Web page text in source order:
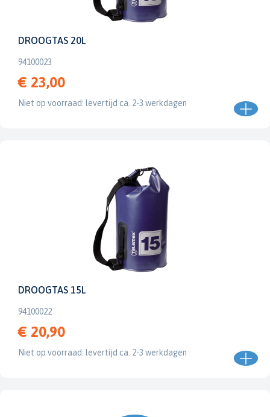
DROOGTAS 20L
94100023
€ 23,00
Niet op voorraad: levertijd ca. 2-3 werkdagen
DROOGTAS 15L
94100022
€ 20,90
Niet op voorraad: levertijd ca. 2-3 werkdagen